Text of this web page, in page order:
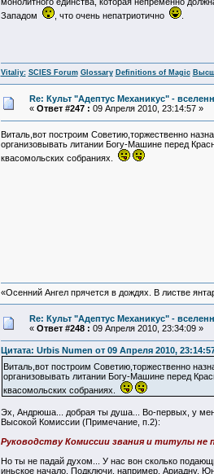
Западом
, что очень непатриотично .
Vitaliy: SCIES Forum Glossary Definitions of Magic
Re: Культ "Адептус Механикус" -
« Ответ #247 : 09 Апреля 2010, 23:14:57 »
Виталь,вот построим Советию,торжественно
организовывать литании Богу-Машине перед
квасомольских собраниях.
«Осенний Ангел прячется в дождях. В листве
Re: Культ "Адептус Механикус" -
« Ответ #248 : 09 Апреля 2010, 23:34:09 »
Цитата: Urbis Numen от 09 Апреля 2010,
Виталь,вот построим Советию,торжественно
организовывать литании Богу-Машине перед
квасомольских собраниях.
Эх, Андрюша... добрая ты душа... Во-первых, у
Высокой Комиссии (Примечание, п.2):
Руководству Комиссии звания и титулы не
Но ты не падай духом... У нас вон сколько
иньское начало. Подключи, например, Ариадну,